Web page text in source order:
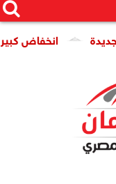
انخفاض كبير فى